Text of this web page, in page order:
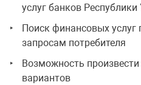
услуг банков Республики
Поиск финансовых
запросам потребителя
Возможность
вариантов